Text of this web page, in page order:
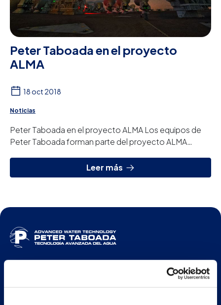
Peter Taboada en el proyecto
ALMA
18 oct 2018
Noticias
Peter Taboada en el proyecto ALMA Los equipos de
Peter Taboada forman parte del proyecto ALMA
Leer más